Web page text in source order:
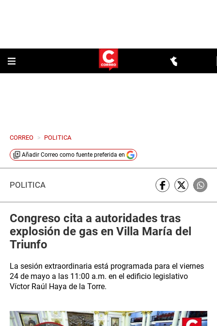
CORREO > POLITICA
Añadir Correo como fuente preferida en
POLÍTICA
Congreso cita a autoridades tras
explosión de gas en Villa María del
Triunfo
La sesión extraordinaria está programada para el viernes
24 de mayo a las 11:00 a.m. en el edificio legislativo
Víctor Raúl Haya de la Torre.